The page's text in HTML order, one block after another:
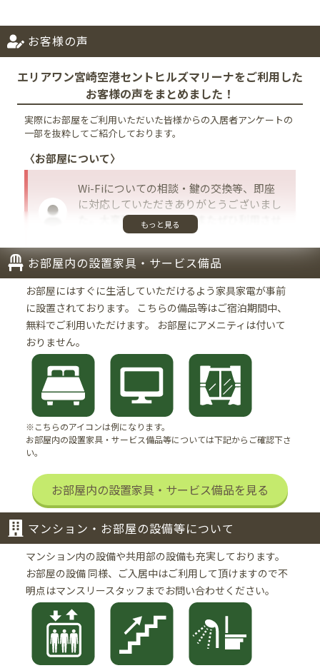
お客様の声
エリアワン宮崎空港セントヒルズマリーナをご利用した
お客様の声をまとめました！
実際にお部屋をご利用いただいた皆様からの入居者アンケートの
一部を抜粋してご紹介しております。
〈お部屋について〉
Wi-Fiについての相談・鍵の交換等、即座
に対応していただきありがとうございまし
た。大変助かりました。またぜひ利用させ
てください。ありがとうございました。
〈お手続きやスタッフの対応について〉
メール対応及び契約手続き等が迅速
明るく丁寧で非常にわかりやすかったで
す。
※この口コミは、Webアンケートで集められた意見です。内
容には、回答者の個人的・主観的な表現を含むものがござい
ます。
もっと見る
お部屋内の設置家具・サービス備品
お部屋にはすぐに生活していただけるよう家具家電が事前
に設置されております。
こちらの備品等はご宿泊期間中、
無料でご利用いただけます。
お部屋にアメニティは付いて
おりません。
※こちらのアイコンは例になります。
お部屋内の設置家具・サービス備品等については下記からご確認下さ
い。
お部屋内の設置家具・サービス備品を見る
マンション・お部屋の設備等について
マンション内の設備や共用部の設備も充実しております。
お部屋の設備 同様、ご入居中はご利用して頂けますので不
明点はマンスリースタッフまでお問い合わせください。